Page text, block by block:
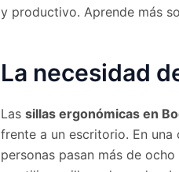
y productivo. Aprende más
La necesidad
Las sillas ergonómicas en
frente a un escritorio. En
personas pasan más de